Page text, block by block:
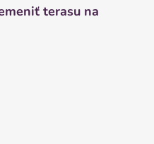
terasu na